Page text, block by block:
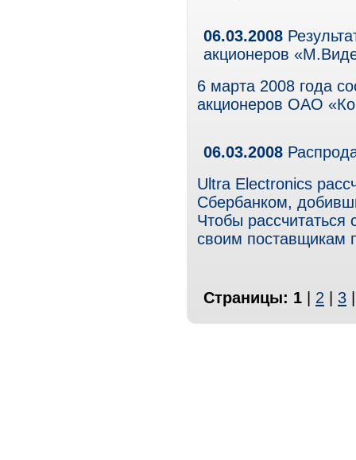
06.03.2008
акционеров
6 марта 2008 года
акционеров ОАО
06.03.2008
Ultra Electronics
Сбербанком,
Чтобы
своим поставщикам
Страницы: 1 2 3